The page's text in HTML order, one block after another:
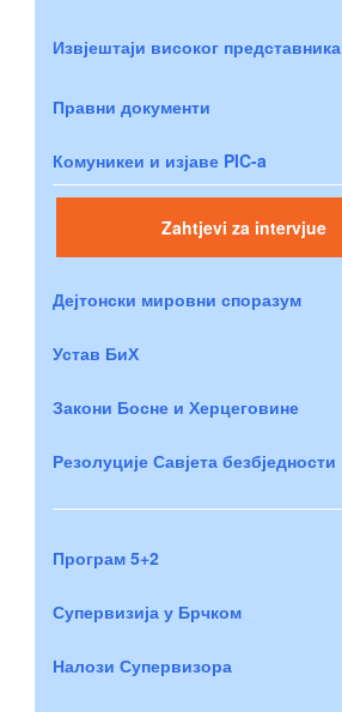
Извјештаји високог представника
Правни документи
Комуникеи и изјаве PIC-a
Zahtjevi za intervjue
Дејтонски мировни споразум
Устав БиХ
Закони Босне и Херцеговине
Резолуције Савјета безбједности
Програм 5+2
Супервизија у Брчком
Налози Супервизора